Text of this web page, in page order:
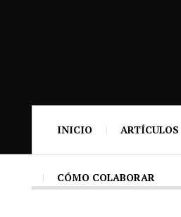
INICIO ARTÍCULOS
CÓMO COLABORAR